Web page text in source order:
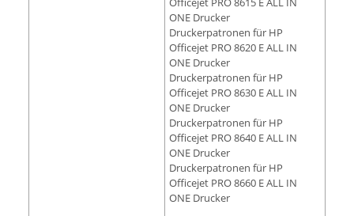
ONE Drucker
Druckerpatronen für HP
Officejet PRO 8620 E ALL IN
ONE Drucker
Druckerpatronen für HP
Officejet PRO 8630 E ALL IN
ONE Drucker
Druckerpatronen für HP
Officejet PRO 8640 E ALL IN
ONE Drucker
Druckerpatronen für HP
Officejet PRO 8660 E ALL IN
ONE Drucker